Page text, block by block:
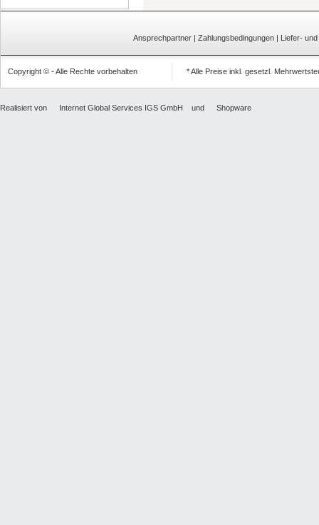
Ansprechpartner | Zahlungsbedingungen | Liefer-
Copyright © - Alle Rechte vorbehalten * Alle Preise inkl. gesetzl.
Realisiert von Internet Global Services IGS GmbH und Shopware